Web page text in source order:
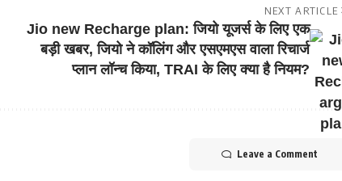
NEXT ARTICLE
Jio new Recharge plan: जियो यूजर्स के लिए एक
बड़ी खबर, जियो ने कॉलिंग और एसएमएस वाला रिचार्ज
प्लान लॉन्च किया, TRAI के लिए क्या है नियम?
Leave a Comment